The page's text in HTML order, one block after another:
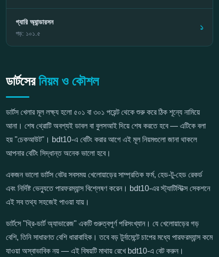
গ্যারি অ্যান্ডারসন
গড়: ১০১.৫
১
ডার্টসেরনিয়ম ও কৌশল
ডার্টস খেলার মূল লক্ষ্য হলো ৫০১ বা ৩০১ পয়েন্ট থেকে শুরু করে ঠিক শূন্যে নামিয়ে
আনা। শেষ থ্রোটি অবশ্যই ডাবল বা বুলসআই দিয়ে শেষ করতে হবে — এটিকে বলা
হয় "চেকআউট"। bdt10-এ বেটিং করার আগে এই মূল নিয়মগুলো জানা থাকলে
আপনার বেটিং সিদ্ধান্ত অনেক ভালো হবে।
একজন ভালো ডার্টস বেটর সবসময় খেলোয়াড়ের সাম্প্রতিক ফর্ম, হেড-টু-হেড রেকর্ড
এবং নির্দিষ্ট ভেন্যুতে পারফরম্যান্স বিশ্লেষণ করেন। bdt10-এর স্ট্যাটিস্টিক্স সেকশনে
এই সব তথ্য সহজেই পাওয়া যায়।
ডার্টসে "থ্রি-ডার্ট অ্যাভারেজ" একটি গুরুত্বপূর্ণ পরিসংখ্যান। যে খেলোয়াড়ের গড়
বেশি, তিনি সাধারণত বেশি ধারাবাহিক। তবে বড় টুর্নামেন্টে চাপের মধ্যে পারফরম্যান্স কমে
যাওয়া অস্বাভাবিক নয় — এই বিষয়টি মাথায় রেখে bdt10-এ বেট করুন।